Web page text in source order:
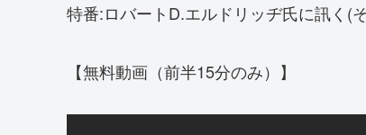
特番:ロバートD.エルドリッヂ氏に訊く(
【無料動画（前半15分のみ）】